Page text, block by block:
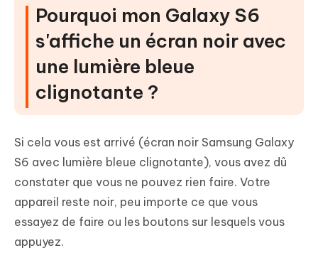
Pourquoi mon Galaxy S6
s'affiche un écran noir avec
une lumière bleue
clignotante ?
Si cela vous est arrivé (écran noir Samsung Galaxy
S6 avec lumière bleue clignotante), vous avez dû
constater que vous ne pouvez rien faire. Votre
appareil reste noir, peu importe ce que vous
essayez de faire ou les boutons sur lesquels vous
appuyez.